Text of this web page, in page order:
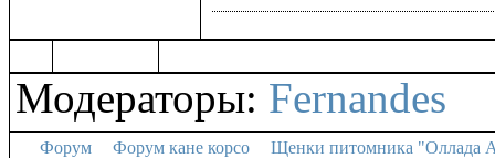
Модераторы: Fernandes
Форум Форум кане корсо Щенки питомника "Оллада